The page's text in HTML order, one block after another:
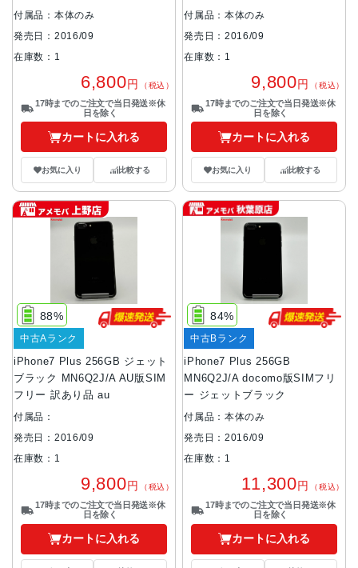
付属品：本体のみ
発売日：2016/09
在庫数：1
6,800円 （税込）
17時までのご注文で当日発送※休
日を除く
カートに入れる
お気に入り 比較する
付属品：本体のみ
発売日：2016/09
在庫数：1
9,800円 （税込）
17時までのご注文で当日発送※休
日を除く
カートに入れる
お気に入り 比較する
iPhone7 Plus 256GB ジェット
ブラック MN6Q2J/A AU版SIM
フリー 訳あり品 au
88%
中古Aランク
付属品：
発売日：2016/09
在庫数：1
9,800円 （税込）
17時までのご注文で当日発送※休
日を除く
カートに入れる
iPhone7 Plus 256GB
MN6Q2J/A docomo版SIMフリ
ー ジェットブラック
84%
中古Bランク
付属品：本体のみ
発売日：2016/09
在庫数：1
11,300円 （税込）
17時までのご注文で当日発送※休
日を除く
カートに入れる